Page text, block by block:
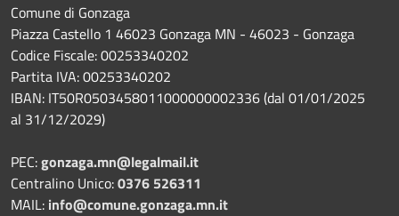
Comune di Gonzaga
Piazza Castello 1 46023 Gonzaga MN - 46023 - Gonzaga
Codice Fiscale: 00253340202
Partita IVA: 00253340202
IBAN: IT50R0503458011000000002336 (dal 01/01/2025
al 31/12/2029)
PEC:gonzaga.mn@legalmail.it
Centralino Unico:0376 526311
MAIL: info@comune.gonzaga.mn.it